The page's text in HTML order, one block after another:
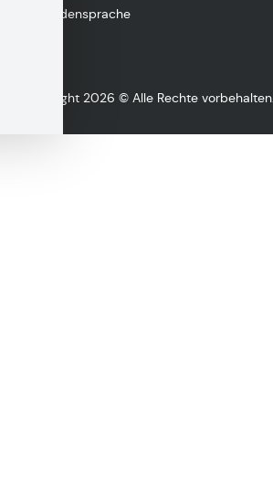
Gebärdensprache
Copyright 2026 © Alle Rechte vorbehalten.